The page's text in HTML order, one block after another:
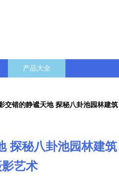
产品大全
交错的静谧天地 探秘八卦池园林建筑
探秘八卦池园林建筑
艺术